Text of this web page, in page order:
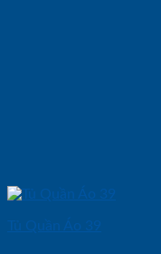
Tủ Quần Áo 39